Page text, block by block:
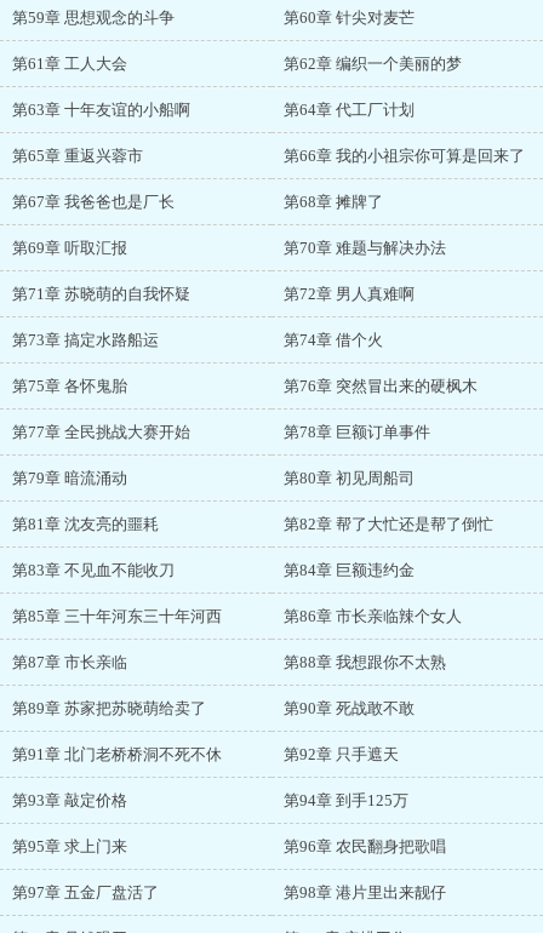
第59章 思想观念的斗争 第60章 针尖对麦芒
第61章 工人大会 第62章 编织一个美丽的梦
第63章 十年友谊的小船啊 第64章 代工厂计划
第65章 重返兴蓉市 第66章 我的小祖宗你可算是回来了
第67章 我爸爸也是厂长 第68章 摊牌了
第69章 听取汇报 第70章 难题与解决办法
第71章 苏晓萌的自我怀疑 第72章 男人真难啊
第73章 搞定水路船运 第74章 借个火
第75章 各怀鬼胎 第76章 突然冒出来的硬枫木
第77章 全民挑战大赛开始 第78章 巨额订单事件
第79章 暗流涌动 第80章 初见周船司
第81章 沈友亮的噩耗 第82章 帮了大忙还是帮了倒忙
第83章 不见血不能收刀 第84章 巨额违约金
第85章 三十年河东三十年河西 第86章 市长亲临辣个女人
第87章 市长亲临 第88章 我想跟你不太熟
第89章 苏家把苏晓萌给卖了 第90章 死战敢不敢
第91章 北门老桥桥洞不死不休 第92章 只手遮天
第93章 敲定价格 第94章 到手125万
第95章 求上门来 第96章 农民翻身把歌唱
第97章 五金厂盘活了 第98章 港片里出来靓仔